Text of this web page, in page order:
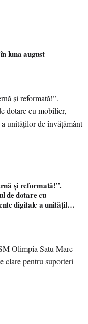
luna august
și reformată!”.
de dotare cu
digitale a unităților